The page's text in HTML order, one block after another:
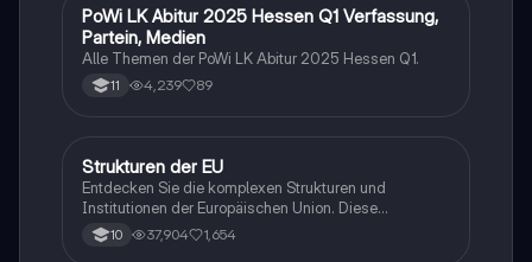
Wirtschaft und Recht
PoWi LK Abitur 2025 Hessen Q1 Verfassung,
Partein, Medien
Alle Themen der PoWi LK Abitur 2025 Hessen Q1.
11 4,239 89
Wirtschaft und Recht
Strukturen der EU
Entdecken Sie die komplexen Strukturen und
Institutionen der Europäischen Union. Diese
Zusammenfassung behandelt die Geschichte,
Verträge, Mitgliedstaaten, Kopenhagener Kriterien,
10 37,904 1,654